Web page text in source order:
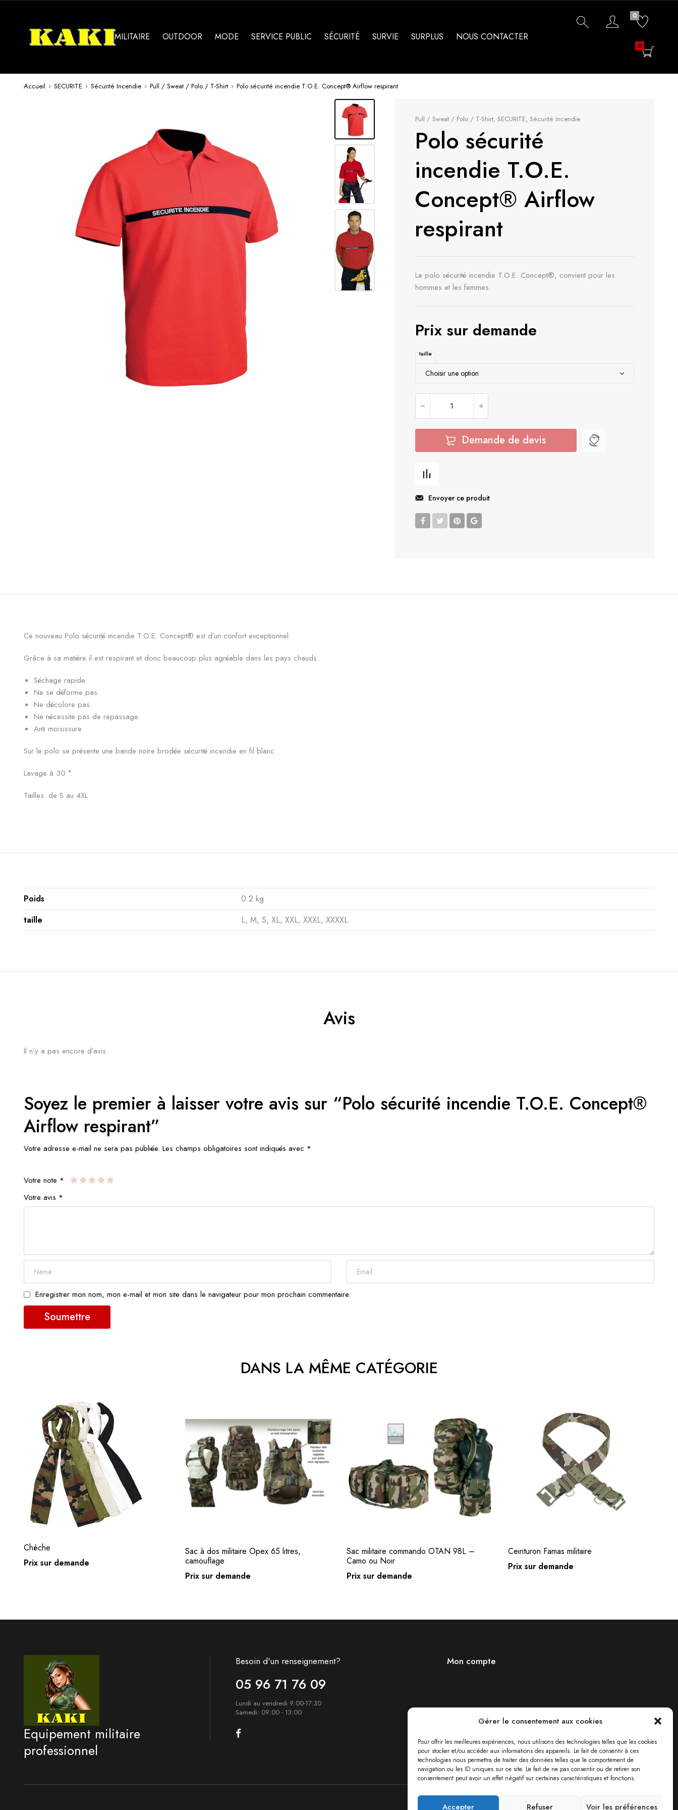
Gérer le consentement aux cookies
Pour offrir les meilleures expériences, nous utilisons des technologies telles que les cookies
pour stocker et/ou accéder aux informations des appareils. Le fait de consentir à ces
technologies nous permettra de traiter des données telles que le comportement de
navigation ou les ID uniques sur ce site. Le fait de ne pas consentir ou de retirer son
consentement peut avoir un effet négatif sur certaines caractéristiques et fonctions.
Accepter Refuser Voir les préférences
MILITAIRE OUTDOOR MODE SERVICE PUBLIC SÉCURITÉ SURVIE SURPLUS NOUS CONTACTER
0
0
Accueil SECURITE Sécurité Incendie Pull / Sweat / Polo / T-Shirt Polo sécurité incendie T.O.E. Concept® Airflow respirant
Pull / Sweat / Polo / T-Shirt, SECURITE, Sécurité Incendie
Polo sécurité
incendie T.O.E.
Concept® Airflow
respirant
Le polo sécurité incendie T.O.E. Concept®, convient pour les
hommes et les femmes.
Prix sur demande
taille
Demande de devis
Envoyer ce produit
Ce nouveau Polo sécurité incendie T.O.E. Concept® est d’un confort exceptionnel.
Grâce à sa matière il est respirant et donc beaucoup plus agréable dans les pays chauds.
Séchage rapide.
Ne se déforme pas.
Ne décolore pas.
Ne nécessite pas de repassage.
Anti moisissure
Sur le polo se présente une bande noire brodée sécurité incendie en fil blanc.
Lavage à 30 °.
Tailles: de S au 4XL
Poids
0.2 kg
taille
L, M, S, XL, XXL, XXXL, XXXXL
Avis
Il n’y a pas encore d’avis.
Soyez le premier à laisser votre avis sur “Polo sécurité incendie T.O.E. Concept®
Airflow respirant”
Votre adresse e-mail ne sera pas publiée. Les champs obligatoires sont indiqués avec *
Votre note *
Votre avis *
Enregistrer mon nom, mon e-mail et mon site dans le navigateur pour mon prochain commentaire.
DANS LA MÊME CATÉGORIE
Chèche
Prix sur demande
Demande de devis
Sac à dos militaire Opex 65 litres,
camouflage
Prix sur demande
Demande de devis
Sac militaire commando OTAN 98L –
Camo ou Noir
Prix sur demande
Choix des options
Ceinturon Famas militaire
Prix sur demande
Equipement militaire
professionnel
Besoin d'un renseignement?
05 96 71 76 09
Lundi au vendredi 9:00-17:30
Samedi: 09:00 - 13:00
Mon compte